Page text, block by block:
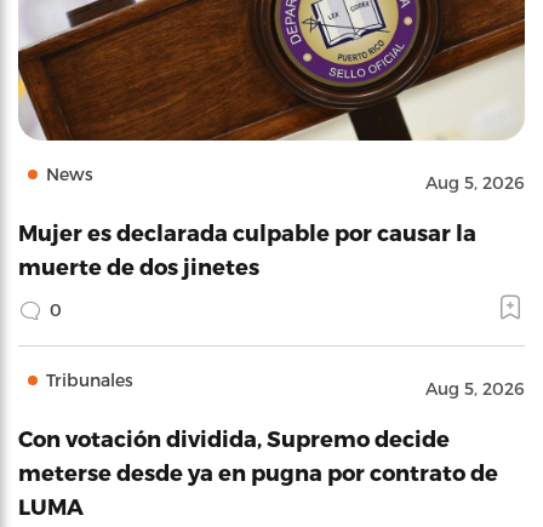
News Aug 5, 2026
Mujer es declarada culpable por causar la
muerte de dos jinetes
0
Tribunales Aug 5, 2026
Con votación dividida, Supremo decide
meterse desde ya en pugna por contrato de
LUMA